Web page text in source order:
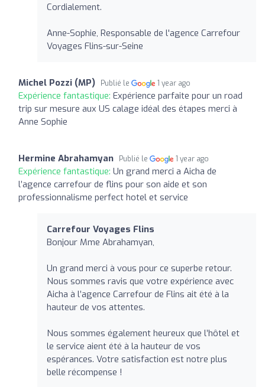
Cordialement.
Anne-Sophie, Responsable de l'agence Carrefour
Voyages Flins-sur-Seine
Michel Pozzi (MP) Publié le 1 year ago
Expérience fantastique: Expérience parfaite pour un road
trip sur mesure aux US calage idéal des étapes merci à
Anne Sophie
Hermine Abrahamyan Publié le 1 year ago
Expérience fantastique: Un grand merci a Aicha de
l’agence carrefour de flins pour son aide et son
professionnalisme perfect hotel et service
Carrefour Voyages Flins
Bonjour Mme Abrahamyan,
Un grand merci à vous pour ce superbe retour.
Nous sommes ravis que votre expérience avec
Aicha à l’agence Carrefour de Flins ait été à la
hauteur de vos attentes.
Nous sommes également heureux que l’hôtel et
le service aient été à la hauteur de vos
espérances. Votre satisfaction est notre plus
belle récompense !